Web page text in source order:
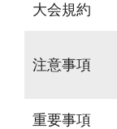
大会規約
注意事項
重要事項